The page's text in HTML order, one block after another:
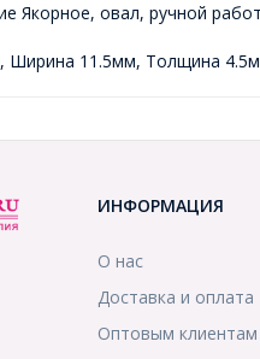
Якорное, овал, ручной
Ширина 11.5мм, Толщина
ИНФОРМАЦИЯ
О нас
Доставка и оплата
Оптовым клиентам